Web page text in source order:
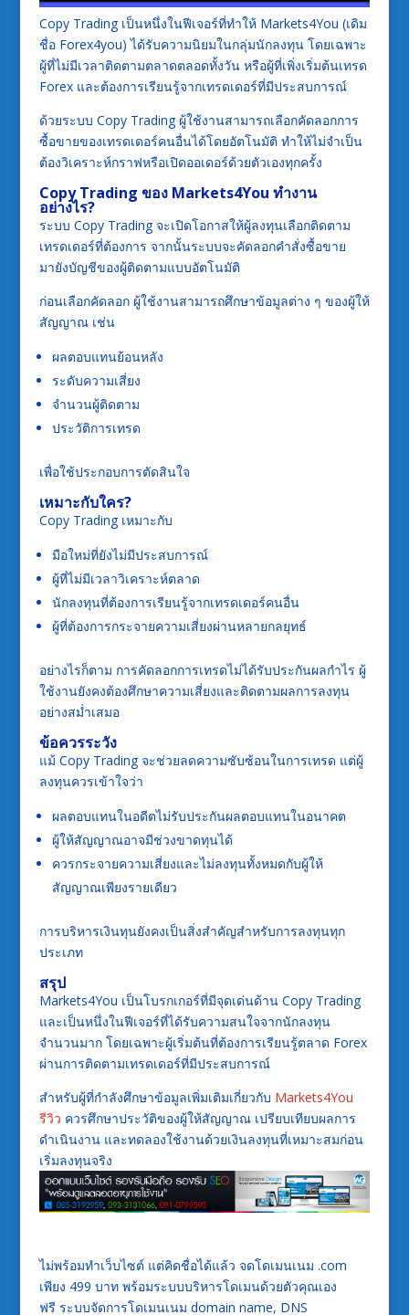
Copy Trading เป็นหนึ่งในฟีเจอร์ที่ทำให้ Markets4You (เดิม
ชื่อ Forex4you) ได้รับความนิยมในกลุ่มนักลงทุน โดยเฉพาะ
ผู้ที่ไม่มีเวลาติดตามตลาดตลอดทั้งวัน หรือผู้ที่เพิ่งเริ่มต้นเทรด
Forex และต้องการเรียนรู้จากเทรดเดอร์ที่มีประสบการณ์
ด้วยระบบ Copy Trading ผู้ใช้งานสามารถเลือกคัดลอกการ
ซื้อขายของเทรดเดอร์คนอื่นได้โดยอัตโนมัติ ทำให้ไม่จำเป็น
ต้องวิเคราะห์กราฟหรือเปิดออเดอร์ด้วยตัวเองทุกครั้ง
Copy Trading ของ Markets4You ทำงาน
อย่างไร?
ระบบ Copy Trading จะเปิดโอกาสให้ผู้ลงทุนเลือกติดตาม
เทรดเดอร์ที่ต้องการ จากนั้นระบบจะคัดลอกคำสั่งซื้อขาย
มายังบัญชีของผู้ติดตามแบบอัตโนมัติ
ก่อนเลือกคัดลอก ผู้ใช้งานสามารถศึกษาข้อมูลต่าง ๆ ของผู้ให้
สัญญาณ เช่น
ผลตอบแทนย้อนหลัง
ระดับความเสี่ยง
จำนวนผู้ติดตาม
ประวัติการเทรด
เพื่อใช้ประกอบการตัดสินใจ
เหมาะกับใคร?
Copy Trading เหมาะกับ
มือใหม่ที่ยังไม่มีประสบการณ์
ผู้ที่ไม่มีเวลาวิเคราะห์ตลาด
นักลงทุนที่ต้องการเรียนรู้จากเทรดเดอร์คนอื่น
ผู้ที่ต้องการกระจายความเสี่ยงผ่านหลายกลยุทธ์
อย่างไรก็ตาม การคัดลอกการเทรดไม่ได้รับประกันผลกำไร ผู้
ใช้งานยังคงต้องศึกษาความเสี่ยงและติดตามผลการลงทุน
อย่างสม่ำเสมอ
ข้อควรระวัง
แม้ Copy Trading จะช่วยลดความซับซ้อนในการเทรด แต่ผู้
ลงทุนควรเข้าใจว่า
ผลตอบแทนในอดีตไม่รับประกันผลตอบแทนในอนาคต
ผู้ให้สัญญาณอาจมีช่วงขาดทุนได้
ควรกระจายความเสี่ยงและไม่ลงทุนทั้งหมดกับผู้ให้
สัญญาณเพียงรายเดียว
การบริหารเงินทุนยังคงเป็นสิ่งสำคัญสำหรับการลงทุนทุก
ประเภท
สรุป
Markets4You เป็นโบรกเกอร์ที่มีจุดเด่นด้าน Copy Trading
และเป็นหนึ่งในฟีเจอร์ที่ได้รับความสนใจจากนักลงทุน
จำนวนมาก โดยเฉพาะผู้เริ่มต้นที่ต้องการเรียนรู้ตลาด Forex
ผ่านการติดตามเทรดเดอร์ที่มีประสบการณ์
สำหรับผู้ที่กำลังศึกษาข้อมูลเพิ่มเติมเกี่ยวกับ Markets4You
รีวิว ควรศึกษาประวัติของผู้ให้สัญญาณ เปรียบเทียบผลการ
ดำเนินงาน และทดลองใช้งานด้วยเงินลงทุนที่เหมาะสมก่อน
เริ่มลงทุนจริง
ไม่พร้อมทำเว็บไซต์ แต่คิดชื่อได้แล้ว จดโดเมนเนม .com
เพียง 499 บาท พร้อมระบบบริหารโดเมนด้วยตัวคุณเอง
ฟรี ระบบจัดการโดเมนเนม domain name, DNS